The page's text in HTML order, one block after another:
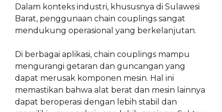
Dalam konteks industri, khususnya di Sulawesi
Barat, penggunaan chain couplings sangat
mendukung operasional yang berkelanjutan.
Di berbagai aplikasi, chain couplings mampu
mengurangi getaran dan guncangan yang
dapat merusak komponen mesin. Hal ini
memastikan bahwa alat berat dan mesin lainnya
dapat beroperasi dengan lebih stabil dan